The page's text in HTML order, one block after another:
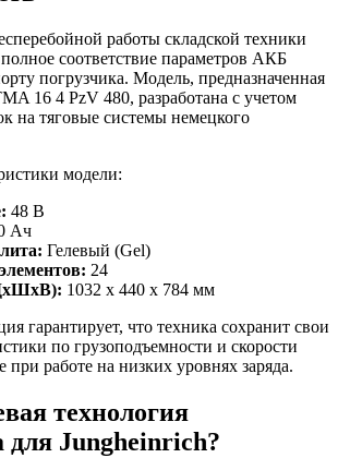
работы складской техники
соответствие параметров АКБ
погрузчика. Модель, предназначенная
16 4 PzV 480, разработана с учетом
на тяговые системы немецкого
модели:
48 В
Ач
Гелевый (Gel)
24
1032 x 440 x 784 мм
гарантирует, что техника сохранит свои
по грузоподъемности и скорости
работе на низких уровнях заряда.
технология
для Jungheinrich?